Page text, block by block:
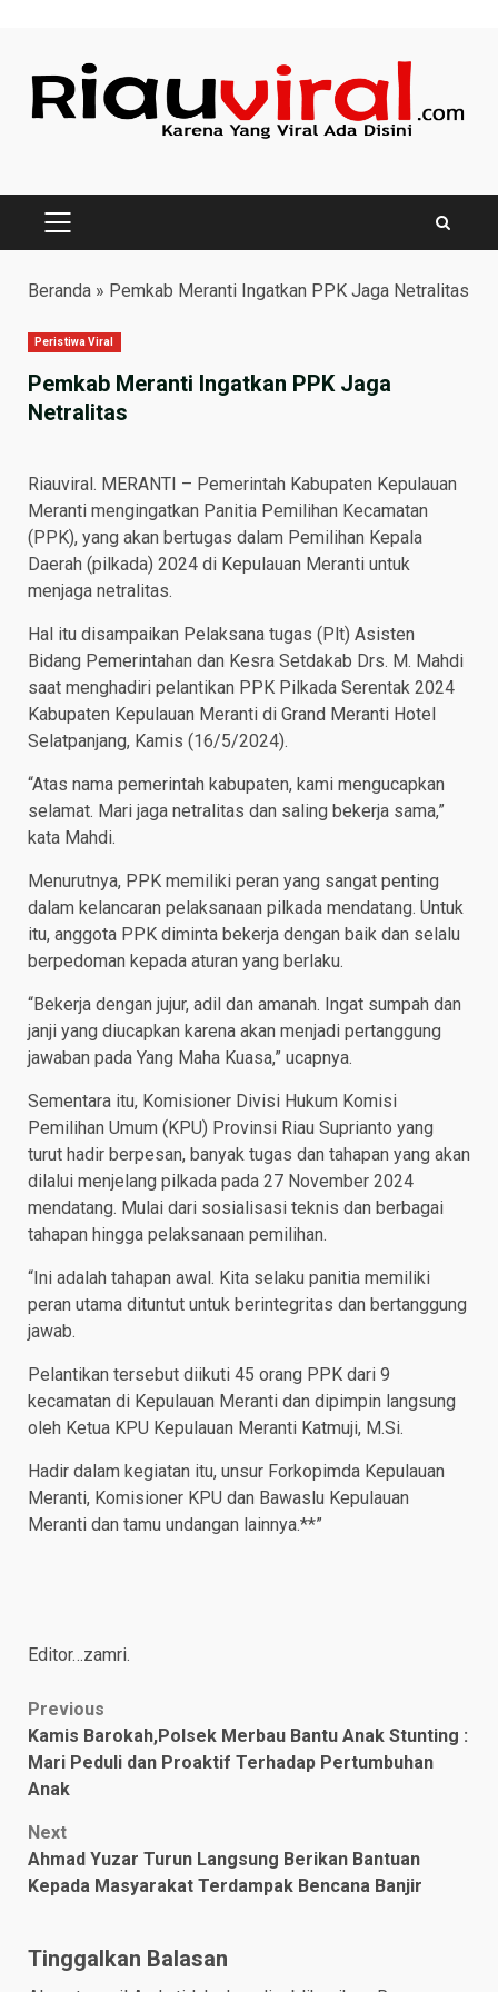
content
PRIMARY
Beranda » Pemkab Meranti Ingatkan PPK Jaga Netralitas
Peristiwa Viral
Pemkab Meranti Ingatkan PPK Jaga
Netralitas
Riauviral. MERANTI – Pemerintah Kabupaten Kepulauan
Meranti mengingatkan Panitia Pemilihan Kecamatan
(PPK), yang akan bertugas dalam Pemilihan Kepala
Daerah (pilkada) 2024 di Kepulauan Meranti untuk
menjaga netralitas.
Hal itu disampaikan Pelaksana tugas (Plt) Asisten
Bidang Pemerintahan dan Kesra Setdakab Drs. M. Mahdi
saat menghadiri pelantikan PPK Pilkada Serentak 2024
Kabupaten Kepulauan Meranti di Grand Meranti Hotel
Selatpanjang, Kamis (16/5/2024).
“Atas nama pemerintah kabupaten, kami mengucapkan
selamat. Mari jaga netralitas dan saling bekerja sama,”
kata Mahdi.
Menurutnya, PPK memiliki peran yang sangat penting
dalam kelancaran pelaksanaan pilkada mendatang. Untuk
itu, anggota PPK diminta bekerja dengan baik dan selalu
berpedoman kepada aturan yang berlaku.
“Bekerja dengan jujur, adil dan amanah. Ingat sumpah dan
janji yang diucapkan karena akan menjadi pertanggung
jawaban pada Yang Maha Kuasa,” ucapnya.
Sementara itu, Komisioner Divisi Hukum Komisi
Pemilihan Umum (KPU) Provinsi Riau Suprianto yang
turut hadir berpesan, banyak tugas dan tahapan yang akan
dilalui menjelang pilkada pada 27 November 2024
mendatang. Mulai dari sosialisasi teknis dan berbagai
tahapan hingga pelaksanaan pemilihan.
“Ini adalah tahapan awal. Kita selaku panitia memiliki
peran utama dituntut untuk berintegritas dan bertanggung
jawab.
Pelantikan tersebut diikuti 45 orang PPK dari 9
kecamatan di Kepulauan Meranti dan dipimpin langsung
oleh Ketua KPU Kepulauan Meranti Katmuji, M.Si.
Hadir dalam kegiatan itu, unsur Forkopimda Kepulauan
Meranti, Komisioner KPU dan Bawaslu Kepulauan
Meranti dan tamu undangan lainnya.**”
Editor…zamri.
Post
navigation
Previous
Kamis Barokah,Polsek Merbau Bantu Anak Stunting :
Mari Peduli dan Proaktif Terhadap Pertumbuhan
Anak
Next
Ahmad Yuzar Turun Langsung Berikan Bantuan
Kepada Masyarakat Terdampak Bencana Banjir
Tinggalkan Balasan